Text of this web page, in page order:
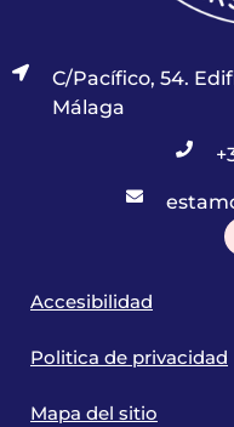
C/Pacífico, 54.
Málaga
Accesibilidad
Politica de privacidad
Mapa del sitio